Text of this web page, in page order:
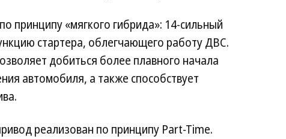
принципу «мягкого гибрида»: 14-сильный
стартера, облегчающего работу ДВС.
добиться более плавного начала
автомобиля, а также способствует
реализован по принципу Part-Time.